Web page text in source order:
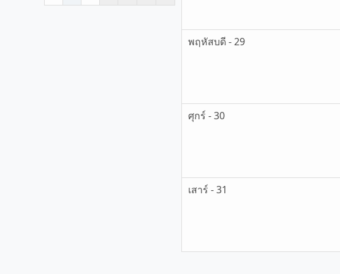
พฤหัสบดี - 29
ศุกร์ - 30
เสาร์ - 31